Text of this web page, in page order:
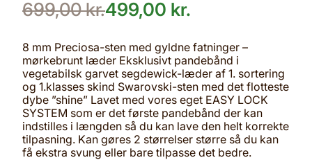
699,00kr.499,00 kr.
8 mm Preciosa-sten med gyldne fatninger –
mørkebrunt læder Eksklusivt pandebånd i
vegetabilsk garvet segdewick-læder af 1. sortering
og 1.klasses skind Swarovski-sten med det flotteste
dybe ”shine” Lavet med vores eget EASY LOCK
SYSTEM som er det første pandebånd der kan
indstilles i længden så du kan lave den helt korrekte
tilpasning. Kan gøres 2 størrelser større så du kan
få ekstra svung eller bare tilpasse det bedre.